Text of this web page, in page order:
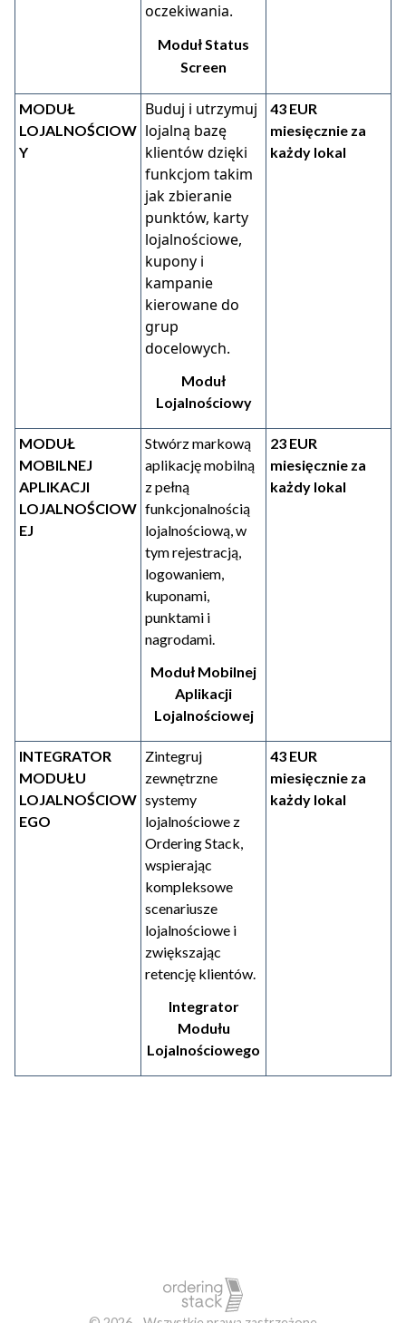
oczekiwania.
Moduł Status
Screen
MODUŁ
LOJALNOŚCIOW
Y
Buduj i utrzymuj
lojalną bazę
klientów dzięki
funkcjom takim
jak zbieranie
punktów, karty
lojalnościowe,
kupony i
kampanie
kierowane do
grup
docelowych.
Moduł
Lojalnościowy
43 EUR
miesięcznie za
każdy lokal
MODUŁ
MOBILNEJ
APLIKACJI
LOJALNOŚCIOW
EJ
Stwórz markową
aplikację mobilną
z pełną
funkcjonalnością
lojalnościową, w
tym rejestracją,
logowaniem,
kuponami,
punktami i
nagrodami.
Moduł Mobilnej
Aplikacji
Lojalnościowej
23 EUR
miesięcznie za
każdy lokal
INTEGRATOR
MODUŁU
LOJALNOŚCIOW
EGO
Zintegruj
zewnętrzne
systemy
lojalnościowe z
Ordering Stack,
wspierając
kompleksowe
scenariusze
lojalnościowe i
zwiększając
retencję klientów.
Integrator
Modułu
Lojalnościowego
43 EUR
miesięcznie za
każdy lokal